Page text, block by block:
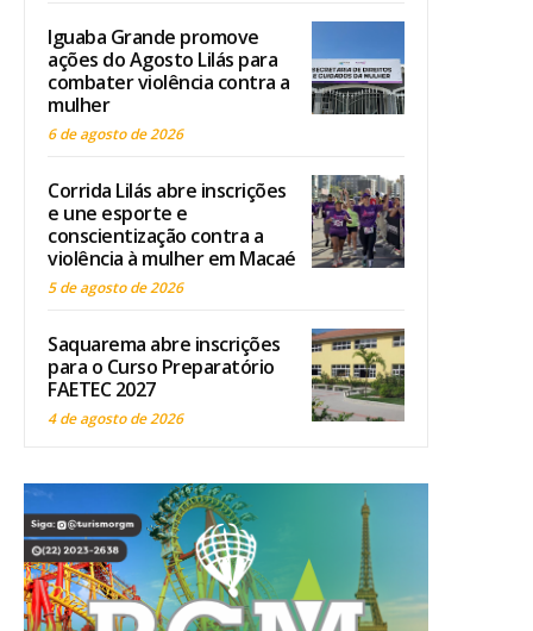
Iguaba Grande promove
ações do Agosto Lilás para
combater violência contra a
mulher
6 de agosto de 2026
Corrida Lilás abre inscrições
e une esporte e
conscientização contra a
violência à mulher em Macaé
5 de agosto de 2026
Saquarema abre inscrições
para o Curso Preparatório
FAETEC 2027
4 de agosto de 2026